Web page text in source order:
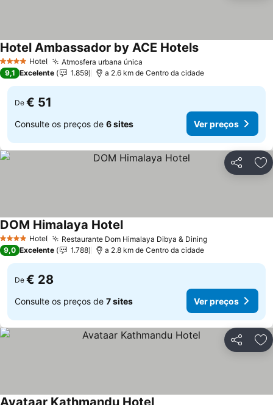
4 EstrelasHotel Atmosfera urbana única
Hotel Ambassador by ACE Hotels
9,1 Excelente 1.859 a 2.6 km de Centro da cidade
De € 51
Consulte os preços de 6 sites Ver preços
Partilhar
4 EstrelasHotel Restaurante Dom Himalaya Dibya & Dining
DOM Himalaya Hotel
9,0 Excelente 1.788 a 2.8 km de Centro da cidade
De € 28
Consulte os preços de 7 sites Ver preços
Partilhar
Avataar Kathmandu Hotel